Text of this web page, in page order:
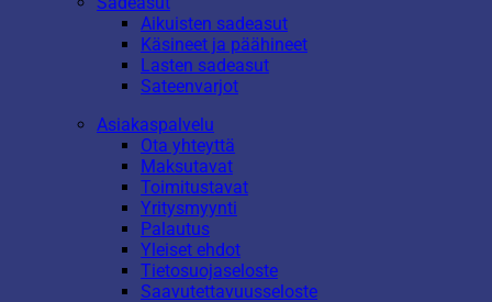
Aikuisten sadeasut
Käsineet ja päähineet
Lasten sadeasut
Sateenvarjot
Asiakaspalvelu
Ota yhteyttä
Maksutavat
Toimitustavat
Yritysmyynti
Palautus
Yleiset ehdot
Tietosuojaseloste
Saavutettavuusseloste